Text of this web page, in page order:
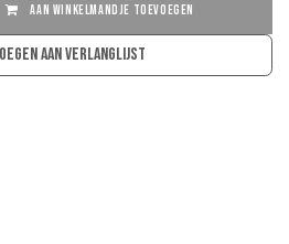
AAN WINKELMANDJE TOEVOEGEN
aan verlanglijst